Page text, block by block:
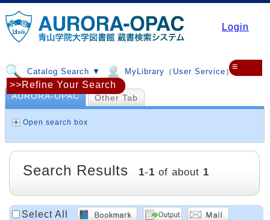
Login
Catalog Search ▼ MyLibrary（User Service）▼
≡
AURORA-OPAC Other Tab
Open search box
>>Refine Your Search
Search Results 1-1 of about 1
Select All